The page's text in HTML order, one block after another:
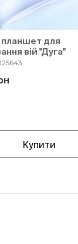
для
вій "Дуга"
Купити